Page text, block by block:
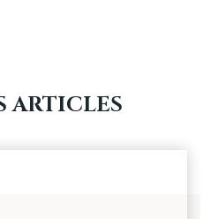
ARTICLES